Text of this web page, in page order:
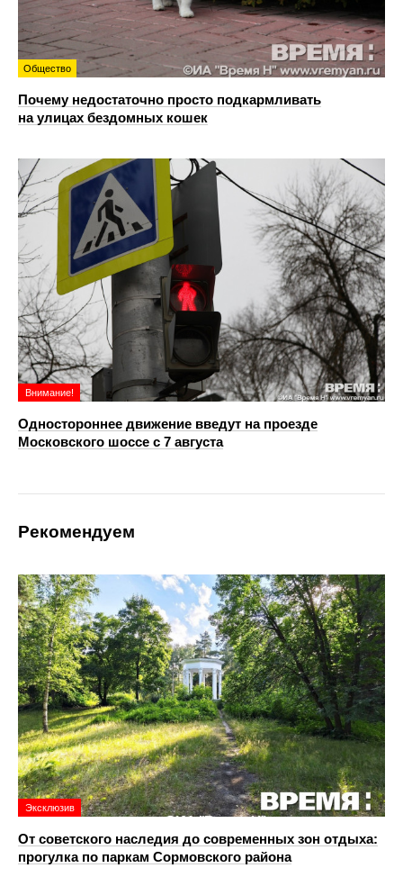
Общество
Почему недостаточно просто подкармливать
на улицах бездомных кошек
Внимание!
Одностороннее движение введут на проезде
Московского шоссе с 7 августа
Рекомендуем
Эксклюзив
От советского наследия до современных зон отдыха:
прогулка по паркам Сормовского района